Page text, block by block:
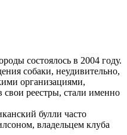
состоялось в 2004 году.
собаки, неудивительно,
организациями,
реестры, стали именно
булли часто
владельцем клуба